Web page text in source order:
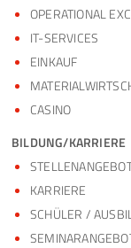
OPERATIONAL
IT-SERVICES
EINKAUF
CASINO
BILDUNG/KARRIERE
KARRIERE
SCHÜLER /